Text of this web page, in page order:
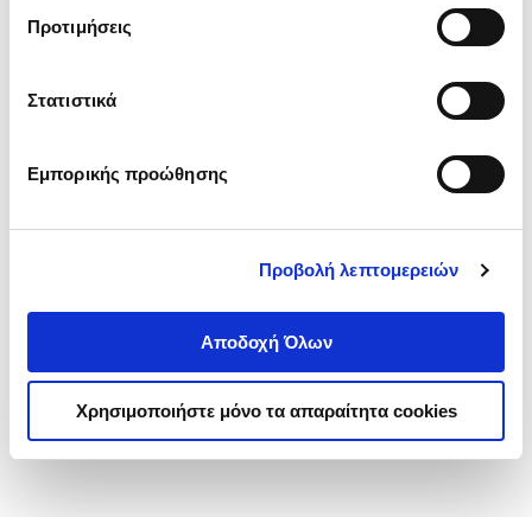
Προτιμήσεις
Στατιστικά
Εμπορικής προώθησης
Προβολή λεπτομερειών
Αποδοχή Όλων
Χρησιμοποιήστε μόνο τα απαραίτητα cookies